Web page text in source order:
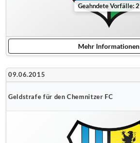
Geahndete Vorfälle: 2
Mehr Informationen
09.06.2015
Geldstrafe für den Chemnitzer FC